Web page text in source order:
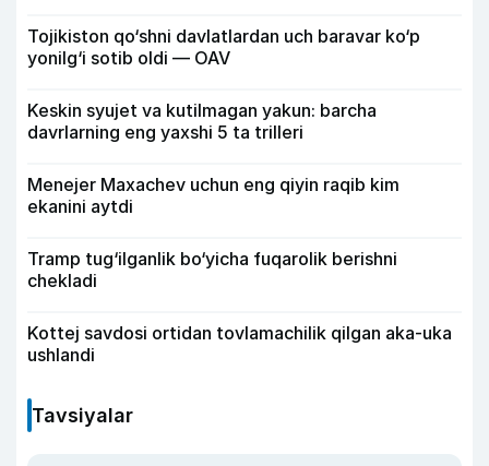
Tojikiston qo‘shni davlatlardan uch baravar ko‘p
yonilg‘i sotib oldi — OAV
Keskin syujet va kutilmagan yakun: barcha
davrlarning eng yaxshi 5 ta trilleri
Menejer Maxachev uchun eng qiyin raqib kim
ekanini aytdi
Tramp tug‘ilganlik bo‘yicha fuqarolik berishni
chekladi
Kottej savdosi ortidan tovlamachilik qilgan aka-uka
ushlandi
Tavsiyalar